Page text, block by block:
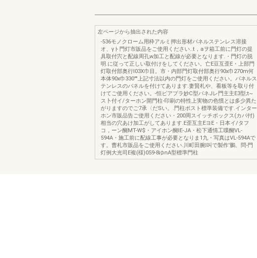
左ページから抽出された内容
-536モノクローム用枠アルミ押出形材パネルステンレス溶接
オ、γト門灯市販品をご使用ください..t，aヲ箱工前に門灯の提
具取付宍と配線周孔w加工と配線が必要となります.・門灯の脱
明.に従って正しい取付けをしてください。亡E豆互歪E・上部門
灯取付部奥行I03X巾目。市・内部門灯取付部奥行90x巾270m何
本体90x巾330""上記寸法以内の門灯をご使用ください。パネルス
テンレスのパネルを付けてあります.妻賢札や、看板等を取り付
けてご使用ください。-恒ピアプラ妙C型パネJレ門主主E3型;t~
ス卜付イ/ターホン開門柱-印刷の特性上実物の色慣とは多少異た
がりますのでご7承〈だSい。.門柱ポスト標準装備です.インター
ホン市販品告ご使用ください・200周スイッチボックス(カバ付)
相当の穴あけ加工がしてあります.E歪互主EヨE・日本イ/タフ
コ，ーン醐MT-W$・アイホン醐IE-JA・松下通情工喋醐VL-
594A・施工前に配線工事が必要となりま1九・写真はVL-594Aで
す。曹札市販品をご使用ください.川町田腕l叫で製作'鵬、問-門
灯例大光司E複(様)059-8ゆnA型標準門柱